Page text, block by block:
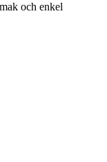
och enkel